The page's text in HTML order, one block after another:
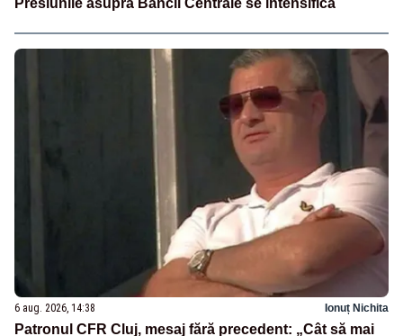
6 aug. 2026, 14:38 Ionuț Nichita
Patronul CFR Cluj, mesaj fără precedent: „Cât să mai